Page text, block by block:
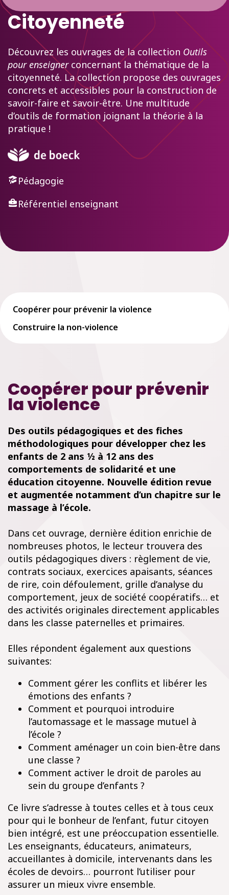
Citoyenneté
Découvrez les ouvrages de la collection Outils
pour enseignerconcernant la thématique de la
citoyenneté. La collection propose des ouvrages
concrets et accessibles pour la construction de
savoir-faire et savoir-être. Une multitude
d’outils de formation joignant la théorie à la
pratique !
Pédagogie
Référentiel enseignant
Coopérer pour prévenir la violence
Construire la non-violence
Coopérer pour prévenir
la violence
Des outils pédagogiques et des fiches
méthodologiques pour développer chez les
enfants de 2 ans ½ à 12 ans des
comportements de solidarité et une
éducation citoyenne. Nouvelle édition revue
et augmentée notamment d’un chapitre sur le
massage à l’école.
Dans cet ouvrage, dernière édition enrichie de
nombreuses photos, le lecteur trouvera des
outils pédagogiques divers : règlement de vie,
contrats sociaux, exercices apaisants, séances
de rire, coin défoulement, grille d’analyse du
comportement, jeux de société coopératifs… et
des activités originales directement applicables
dans les classe paternelles et primaires.
Elles répondent également aux questions
suivantes:
Comment gérer les conflits et libérer les
émotions des enfants ?
Comment et pourquoi introduire
l’automassage et le massage mutuel à
l’école ?
Comment aménager un coin bien-être dans
une classe ?
Comment activer le droit de paroles au
sein du groupe d’enfants ?
Ce livre s’adresse à toutes celles et à tous ceux
pour qui le bonheur de l’enfant, futur citoyen
bien intégré, est une préoccupation essentielle.
Les enseignants, éducateurs, animateurs,
accueillantes à domicile, intervenants dans les
écoles de devoirs… pourront l’utiliser pour
assurer un mieux vivre ensemble.